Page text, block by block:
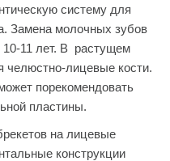
систему для
Замена молочных зубов
10-11 лет. В растущем
челюстно-лицевые кости.
порекомендовать
пластины.
на лицевые
конструкции